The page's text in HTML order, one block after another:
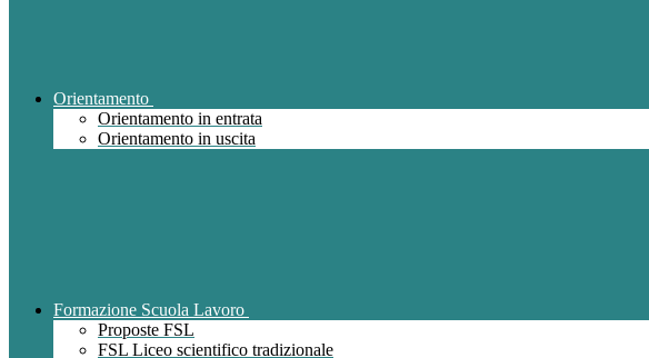
Orientamento
Orientamento in entrata
Orientamento in uscita
Formazione Scuola Lavoro
Proposte FSL
FSL Liceo scientifico tradizionale